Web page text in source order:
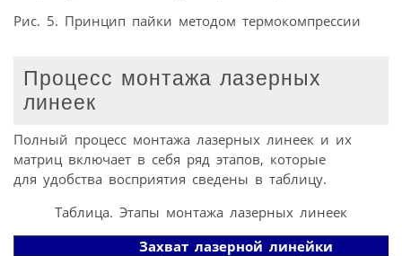
Рис. 5. Принцип пайки методом термокомпрессии
Процесс монтажа лазерных
линеек
Полный процесс монтажа лазерных линеек и их
матриц включает в себя ряд этапов, которые
для удобства восприятия сведены в таблицу.
Таблица. Этапы монтажа лазерных линеек
Захват лазерной линейки